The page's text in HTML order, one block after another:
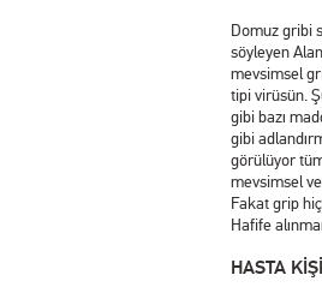
Domuz gribi
söyleyen
mevsimsel
tipi virüsün.
gibi bazı
gibi
görülüyor
mevsimsel
Fakat grip
Hafife
HASTA